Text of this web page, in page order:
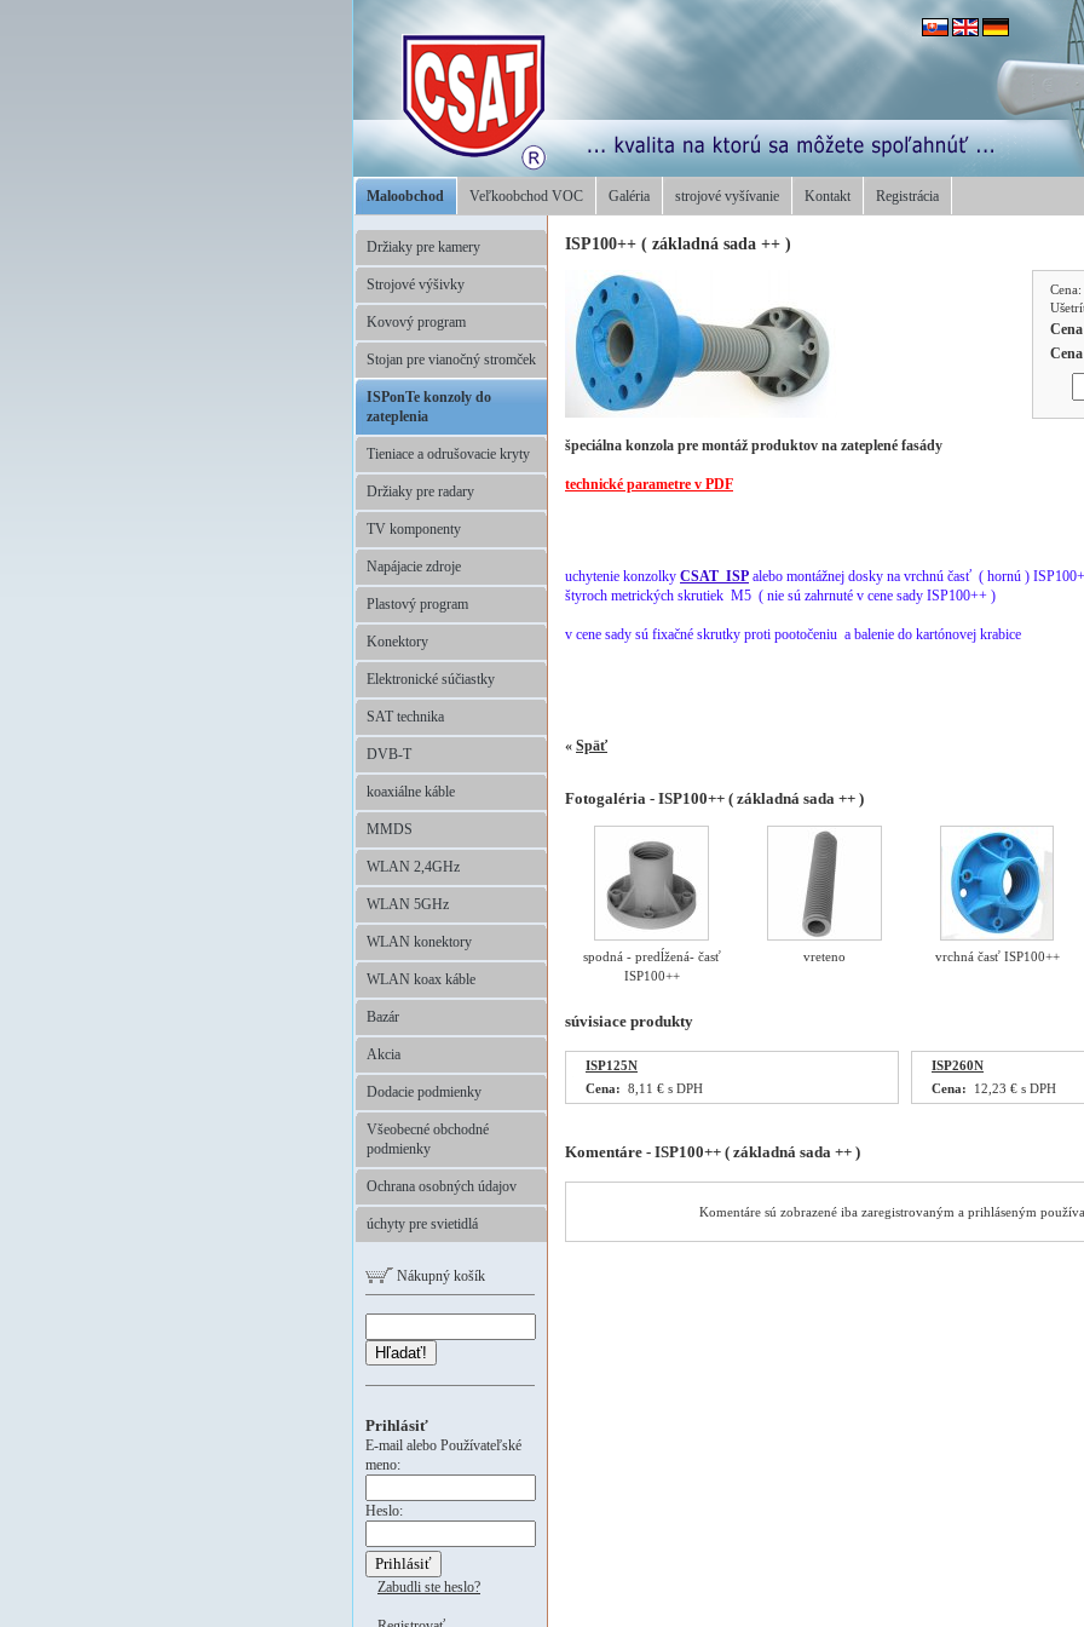
Maloobchod Veľkoobchod VOC Galéria strojové vyšívanie Kontakt Registrácia
Držiaky pre kamery
Strojové výšivky
Kovový program
Stojan pre vianočný stromček
ISPonTe konzoly do
zateplenia
Tieniace a odrušovacie kryty
Držiaky pre radary
TV komponenty
Napájacie zdroje
Plastový program
Konektory
Elektronické súčiastky
SAT technika
DVB-T
koaxiálne káble
MMDS
WLAN 2,4GHz
WLAN 5GHz
WLAN konektory
WLAN koax káble
Bazár
Akcia
Dodacie podmienky
Všeobecné obchodné
podmienky
Ochrana osobných údajov
úchyty pre svietidlá
Nákupný košík
Hľadať!
Prihlásiť
E-mail alebo Používateľské
meno:
Heslo:
Zabudli ste heslo?
ISP100++ ( základná sada ++ )
špeciálna konzola pre montáž produktov na zateplené fasády
technické parametre v PDF
uchytenie konzolky CSAT ISP alebo montážnej dosky na vrchnú časť ( hornú )
štyroch metrických skrutiek M5 ( nie sú zahrnuté v cene sady ISP100++ )
v cene sady sú fixačné skrutky proti pootočeniu a balenie do kartónovej krabice
« Späť
Fotogaléria - ISP100++ ( základná sada ++ )
spodná - predĺžená- časť
ISP100++
vreteno vrchná časť ISP100++
súvisiace produkty
ISP125N
Cena: 8,11 € s DPH
ISP260N
Cena: 12,23 € s DPH
Komentáre - ISP100++ ( základná sada ++ )
Komentáre sú zobrazené iba zaregistrovaným a prihláseným